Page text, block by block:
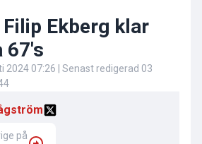
Ekberg klar
67's
2024 07:26 | Senast redigerad 03
på